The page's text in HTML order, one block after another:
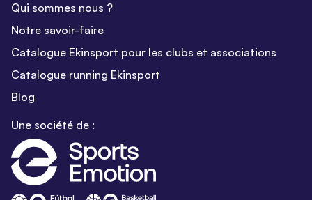
Qui sommes nous ?
Notre savoir-faire
Catalogue Ekinsport pour les clubs et associations
Catalogue running Ekinsport
Blog
Une société de :